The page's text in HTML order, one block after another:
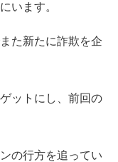
います。
た新たに詐欺を企
ットにし、前回の
の行方を追ってい